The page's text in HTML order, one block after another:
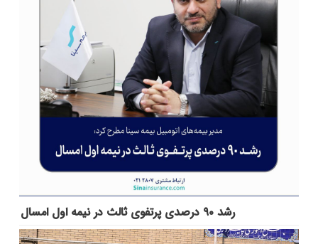
رشد ۹۰ درصدی پرتفوی ثالث در نیمه اول امسال